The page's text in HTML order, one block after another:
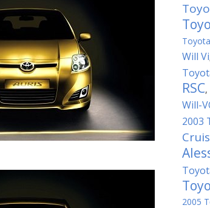
Will Vi
RSC,
Will-
2003
2005